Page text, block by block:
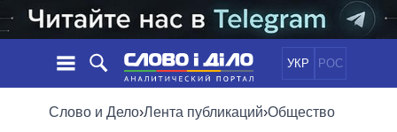
УКР РОС
НОВОСТИ
Слово и Дело›Лента публикаций›Общество